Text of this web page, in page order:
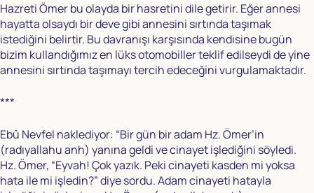
Hazreti Ömer bu olayda bir hasretini dile getirir. Eğer annesi
hayatta olsaydı bir deve gibi annesini sırtında taşımak
istediğini belirtir. Bu davranışı karşısında kendisine bugün
bizim kullandığımız en lüks otomobiller teklif edilseydi de yine
annesini sırtında taşımayı tercih edeceğini vurgulamaktadır.
***
Ebû Nevfel naklediyor: “Bir gün bir adam Hz. Ömer’in
(radıyallahu anh) yanına geldi ve cinayet işlediğini söyledi.
Hz. Ömer, “Eyvah! Çok yazık. Peki cinayeti kasden mi yoksa
hata ile mi işledin?” diye sordu. Adam cinayeti hatayla